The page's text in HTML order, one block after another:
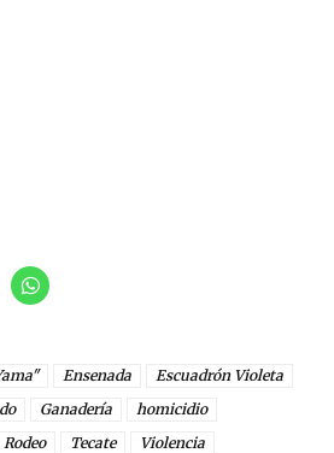
Ensenada
Escuadrón Violeta
Ganadería
homicidio
Rodeo Tecate
Violencia